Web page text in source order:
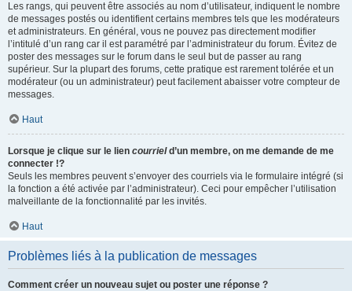
Les rangs, qui peuvent être associés au nom d’utilisateur, indiquent le nombre
de messages postés ou identifient certains membres tels que les modérateurs
et administrateurs. En général, vous ne pouvez pas directement modifier
l’intitulé d’un rang car il est paramétré par l’administrateur du forum. Évitez de
poster des messages sur le forum dans le seul but de passer au rang
supérieur. Sur la plupart des forums, cette pratique est rarement tolérée et un
modérateur (ou un administrateur) peut facilement abaisser votre compteur de
messages.
Haut
Lorsque je clique sur le lien courrield’un membre, on me demande de me
connecter !?
Seuls les membres peuvent s’envoyer des courriels via le formulaire intégré (si
la fonction a été activée par l’administrateur). Ceci pour empêcher l’utilisation
malveillante de la fonctionnalité par les invités.
Haut
Problèmes liés à la publication de messages
Comment créer un nouveau sujet ou poster une réponse ?